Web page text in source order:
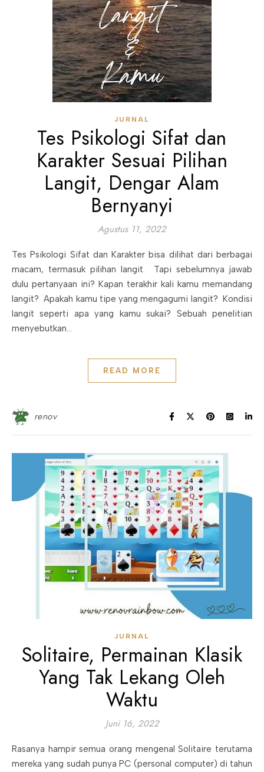
JURNAL
Tes Psikologi Sifat dan
Karakter Sesuai Pilihan
Langit, Dengar Alam
Bernyanyi
Agustus 11, 2022
Tes Psikologi Sifat dan Karakter bisa dilihat dari berbagai
macam, termasuk pilihan langit. Tapi sebelumnya jawab
dulu pertanyaan ini? Kapan terakhir kali kamu memandang
langit? Apakah kamu tipe yang mengagumi langit? Kondisi
langit seperti apa yang kamu sukai? Sebuah penelitian
menyebutkan…
READ MORE
renov
JURNAL
Solitaire, Permainan Klasik
Yang Tak Lekang Oleh
Waktu
Juni 16, 2022
Rasanya hampir semua orang mengenal Solitaire terutama
mereka yang sudah punya PC (personal computer) di tahun